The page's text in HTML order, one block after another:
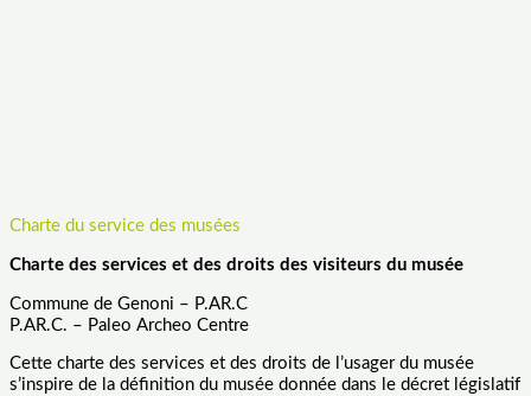
Charte du service des musées
Charte des services et des droits des visiteurs du musée
Commune de Genoni – P.AR.C
P.AR.C. – Paleo Archeo Centre
Cette charte des services et des droits de l’usager du musée
s’inspire de la définition du musée donnée dans le décret législatif